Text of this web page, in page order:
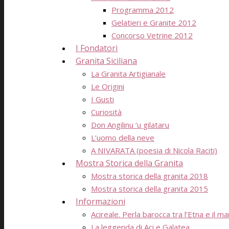
Programma 2012
Gelatieri e Granite 2012
Concorso Vetrine 2012
I Fondatori
Granita Siciliana
La Granita Artigianale
Le Origini
I Gusti
Curiosità
Don Angilinu ‘u gilataru
L’uomo della neve
A NIVARATA (poesia di Nicola Raciti)
Mostra Storica della Granita
Mostra storica della granita 2018
Mostra storica della granita 2015
Informazioni
Acireale. Perla barocca tra l’Etna e il
La leggenda di Aci e Galatea